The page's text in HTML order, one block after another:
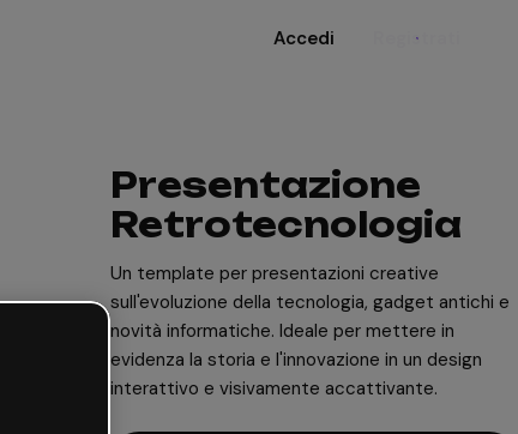
Accedi Registrati
Presentazione
Retrotecnologia
Un template per presentazioni creative
sull'evoluzione della tecnologia, gadget antichi e
novità informatiche. Ideale per mettere in
evidenza la storia e l'innovazione in un design
interattivo e visivamente accattivante.